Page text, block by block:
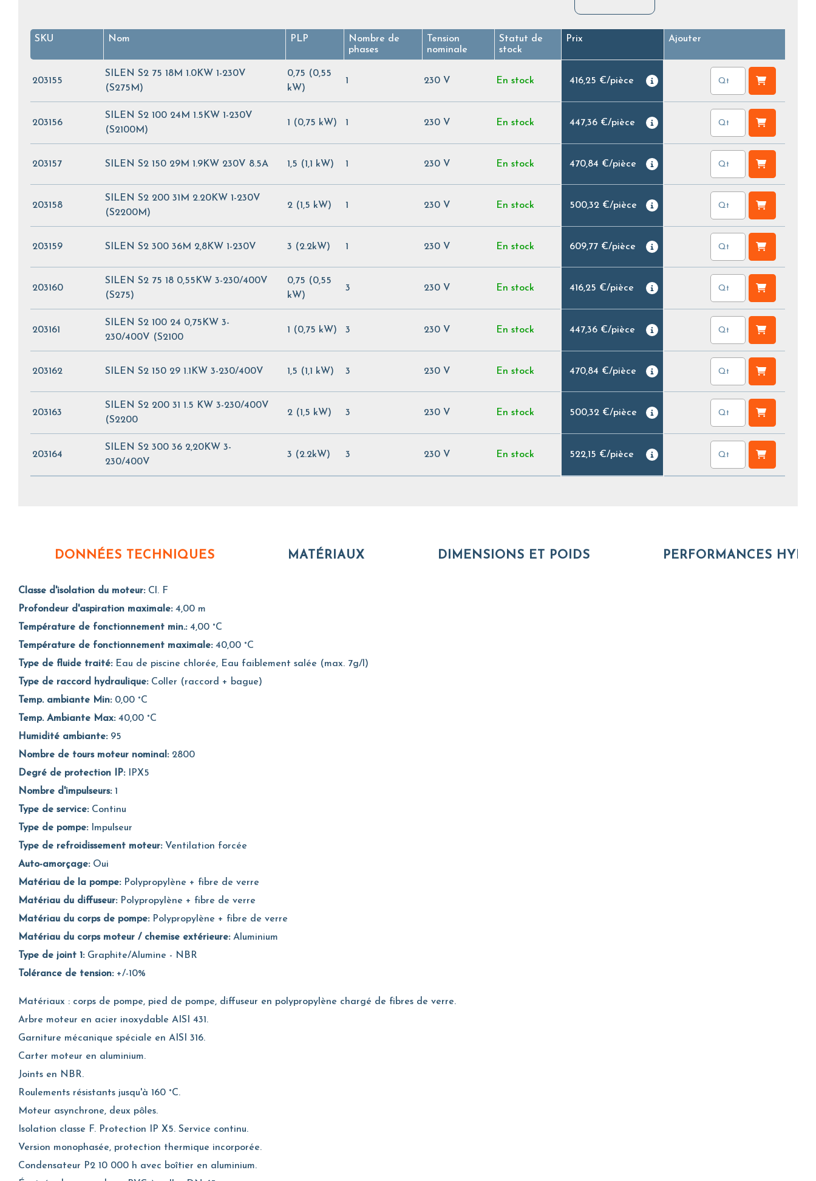
SKU Nom PLP
Nombre de
phases
Tension
nominale
Statut de
stock
Prix Ajouter
203155
SILEN S2 75 18M 1.0KW 1-230V
(S275M)
0,75 (0,55
kW)
1 230 V En stock 416,25 €/pièce
203156
SILEN S2 100 24M 1.5KW 1-230V
(S2100M)
1 (0,75 kW) 1 230 V En stock 447,36 €/pièce
203157 SILEN S2 150 29M 1.9KW 230V 8.5A 1,5 (1,1 kW) 1 230 V En stock 470,84 €/pièce
203158
SILEN S2 200 31M 2.20KW 1-230V
(S2200M)
2 (1,5 kW) 1 230 V En stock 500,32 €/pièce
203159 SILEN S2 300 36M 2,8KW 1-230V 3 (2.2kW) 1 230 V En stock 609,77 €/pièce
203160
SILEN S2 75 18 0,55KW 3-230/400V
(S275)
0,75 (0,55
kW)
3 230 V En stock 416,25 €/pièce
203161
SILEN S2 100 24 0,75KW 3-
230/400V (S2100
1 (0,75 kW) 3 230 V En stock 447,36 €/pièce
203162 SILEN S2 150 29 1.1KW 3-230/400V 1,5 (1,1 kW) 3 230 V En stock 470,84 €/pièce
203163
SILEN S2 200 31 1.5 KW 3-230/400V
(S2200
2 (1,5 kW) 3 230 V En stock 500,32 €/pièce
203164
SILEN S2 300 36 2,20KW 3-
230/400V
3 (2.2kW) 3 230 V En stock 522,15 €/pièce
DONNÉES TECHNIQUES MATÉRIAUX DIMENSIONS ET POIDS PERFORMANCES
Classe d'isolation du moteur: Cl. F
Profondeur d'aspiration maximale: 4,00 m
Température de fonctionnement min.: 4,00 °C
Température de fonctionnement maximale: 40,00 °C
Type de fluide traité: Eau de piscine chlorée, Eau faiblement salée (max. 7g/l)
Type de raccord hydraulique: Coller (raccord + bague)
Temp. ambiante Min: 0,00 °C
Temp. Ambiante Max: 40,00 °C
Humidité ambiante: 95
Nombre de tours moteur nominal: 2800
Degré de protection IP:
IPX5
Nombre d'impulseurs: 1
Type de service: Continu
Type de pompe:
Impulseur
Type de refroidissement moteur: Ventilation forcée
Auto-amorçage: Oui
Matériau de la pompe: Polypropylène + fibre de verre
Matériau du diffuseur: Polypropylène + fibre de verre
Matériau du corps de pompe: Polypropylène + fibre de verre
Matériau du corps moteur / chemise extérieure: Aluminium
Type de joint 1: Graphite/Alumine - NBR
Tolérance de tension: +/-10%
Matériaux : corps de pompe, pied de pompe, diffuseur en polypropylène chargé de fibres de verre.
Arbre moteur en acier inoxydable AISI 431.
Garniture mécanique spéciale en AISI 316.
Carter moteur en aluminium.
Joints en NBR.
Roulements résistants jusqu'à 160 °C.
Moteur asynchrone, deux pôles.
Isolation classe F. Protection IP X5. Service continu.
Version monophasée, protection thermique incorporée.
Condensateur P2 10 000 h avec boîtier en aluminium.